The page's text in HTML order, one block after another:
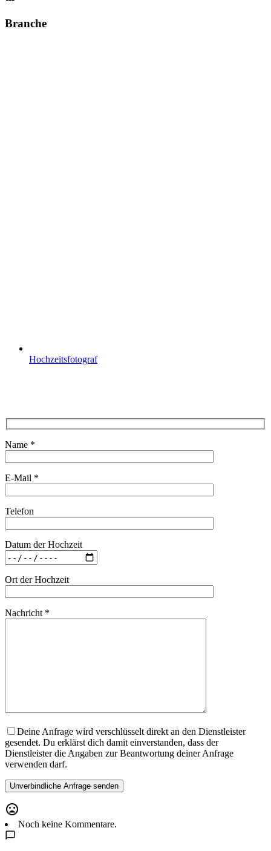
Branche
Hochzeitsfotograf
Name *
E-Mail *
Telefon
Datum der Hochzeit
Ort der Hochzeit
Nachricht *
Deine Anfrage wird verschlüsselt direkt an den Dienstleister
gesendet. Du erklärst dich damit einverstanden, dass der
Dienstleister die Angaben zur Beantwortung deiner Anfrage
verwenden darf.
Noch keine Kommentare.